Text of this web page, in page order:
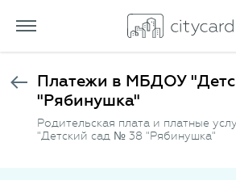
Платежи в МБДОУ
"Рябинушка"
Родительская плата и платные
"Детский сад № 38 "Рябинушка"